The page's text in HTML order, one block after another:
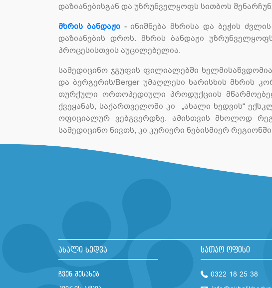
დაზიანებისგან და უზრუნველყოფს სითბოს
მხრის ბანდაჟი- ინიშნება მხრისა და ბეჭის
დაზიანების დროს. მხრის ბანდაჟი
პროცესისთვის აუცილებელია.
სამედიცინო ჯგუფის ფილიალებში
და ბერგერის/Berger უმაღლესი ხარისხის მხრის
თურქული ორთოპედიული პროდუქციის
ქვეყანას, საქართველოში კი „ახალი ხედვის“
ოფიციალურ ვებგვერდზე. ამისთვის მხოლოდ
სამედიცინო ნივთს, კი კურიერი ნებისმიერ
ახალი ხედვა
ჩვენ შესახებ
სათაო ოფისი
0322 18 25 38